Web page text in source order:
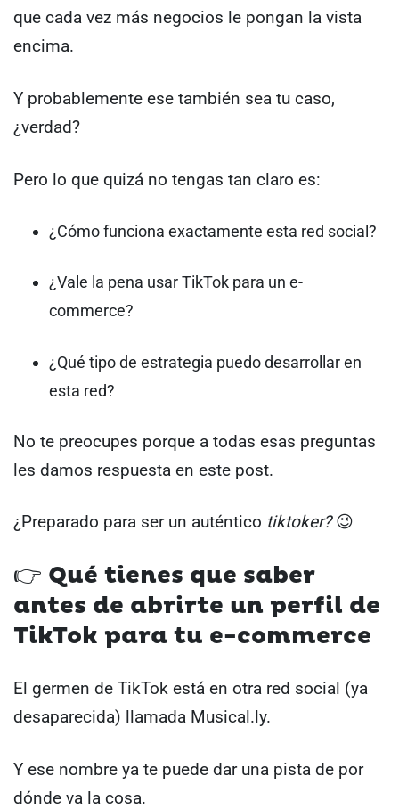
que cada vez más negocios le pongan la vista
encima.
Y probablemente ese también sea tu caso,
¿verdad?
Pero lo que quizá no tengas tan claro es:
¿Cómo funciona exactamente esta red social?
¿Vale la pena usar TikTok para un e-
commerce?
¿Qué tipo de estrategia puedo desarrollar en
esta red?
No te preocupes porque a todas esas preguntas
les damos respuesta en este post.
¿Preparado para ser un auténtico tiktoker?😉
👉 Qué tienes que saber
antes de abrirte un perfil de
TikTok para tu e-commerce
El germen de TikTok está en otra red social (ya
desaparecida) llamada Musical.ly.
Y ese nombre ya te puede dar una pista de por
dónde va la cosa.